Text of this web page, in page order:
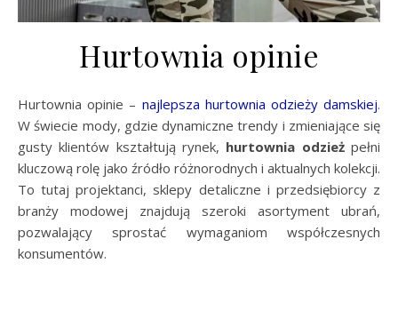
Hurtownia opinie
Hurtownia opinie – najlepsza hurtownia odzieży damskiej.
W świecie mody, gdzie dynamiczne trendy i zmieniające się
gusty klientów kształtują rynek, hurtownia odzieżpełni
kluczową rolę jako źródło różnorodnych i aktualnych kolekcji.
To tutaj projektanci, sklepy detaliczne i przedsiębiorcy z
branży modowej znajdują szeroki asortyment ubrań,
pozwalający sprostać wymaganiom współczesnych
konsumentów.